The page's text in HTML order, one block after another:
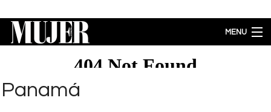
MENU
BIENESTAR
Panamá